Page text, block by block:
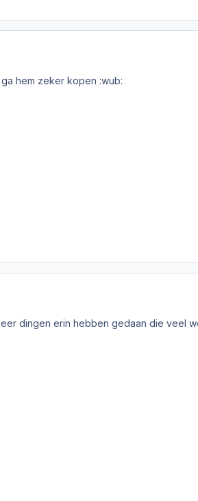
hem zeker kopen :wub:
dingen erin hebben gedaan die veel